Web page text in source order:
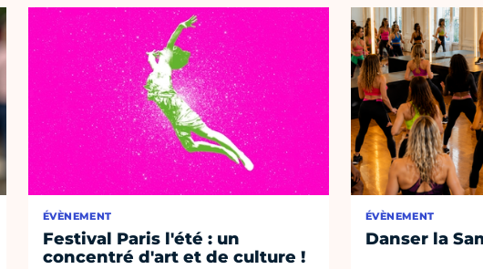
ÉVÈNEMENT
Festival Paris l'été : un
concentré d'art et de culture !
ÉVÈNEMENT
Danser la